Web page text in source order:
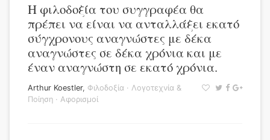
Η φιλοδοξία του συγγραφέα θα
πρέπει να είναι να ανταλλάξει εκατό
σύγχρονους αναγνώστες με δέκα
αναγνώστες σε δέκα χρόνια και με
έναν αναγνώστη σε εκατό χρόνια.
Arthur Koestler, Φιλοδοξία · Λογοτεχνία &
Ποίηση · Αφορισμοί